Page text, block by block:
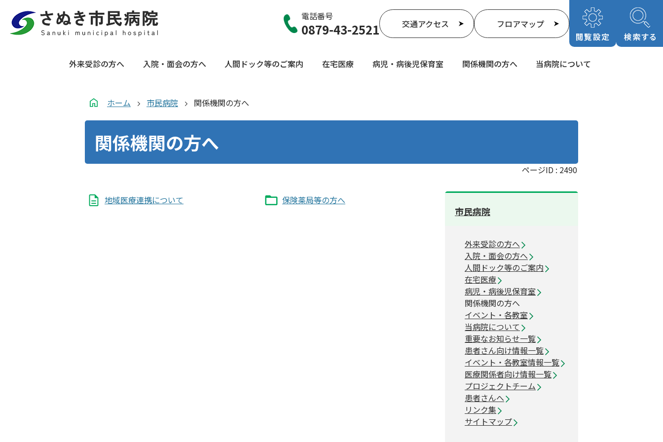
電話番号
0879-43-2521 交通アクセス フロアマップ
外来受診の方へ 入院・面会の方へ 人間ドック等のご案内 在宅医療 病児・病後児保育室 関係機関の方へ 当病院について
ホーム 市民病院 関係機関の方へ
関係機関の方へ
ページID : 2490
地域医療連携について 保険薬局等の方へ
市民病院
外来受診の方へ
入院・面会の方へ
人間ドック等のご案内
在宅医療
病児・病後児保育室
関係機関の方へ
イベント・各教室
当病院について
重要なお知らせ一覧
患者さん向け情報一覧
イベント・各教室情報一覧
医療関係者向け情報一覧
プロジェクトチーム
患者さんへ
リンク集
サイトマップ